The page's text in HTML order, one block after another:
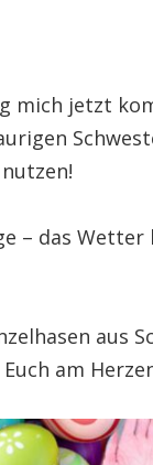
mich jetzt
– das Wetter
aus
am